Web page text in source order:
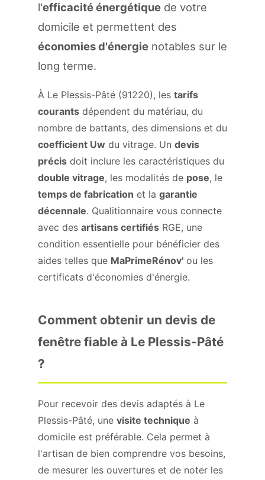
l'efficacité énergétique de votre
domicile et permettent des
économies d'énergie notables sur le
long terme.
À Le Plessis-Pâté (91220), les tarifs
courants dépendent du matériau, du
nombre de battants, des dimensions et du
coefficient Uw du vitrage. Un devis
précis doit inclure les caractéristiques du
double vitrage, les modalités de pose, le
temps de fabrication et la garantie
décennale. Qualitionnaire vous connecte
avec des artisans certifiés RGE, une
condition essentielle pour bénéficier des
aides telles que MaPrimeRénov' ou les
certificats d'économies d'énergie.
Comment obtenir un devis de
fenêtre fiable à Le Plessis-Pâté
?
Pour recevoir des devis adaptés à Le
Plessis-Pâté, une visite technique à
domicile est préférable. Cela permet à
l'artisan de bien comprendre vos besoins,
de mesurer les ouvertures et de noter les